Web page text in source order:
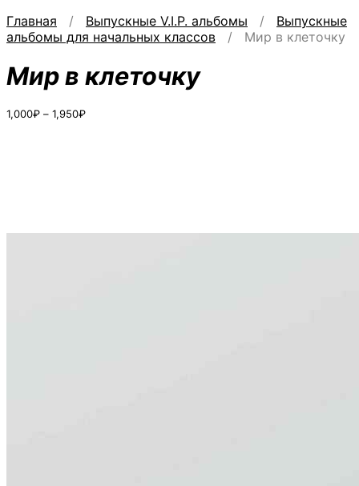
Главная / Выпускные V.I.P. альбомы / Выпускные
альбомы для начальных классов / Мир в клеточку
Мир в клеточку
1,000₽ – 1,950₽Диапазон